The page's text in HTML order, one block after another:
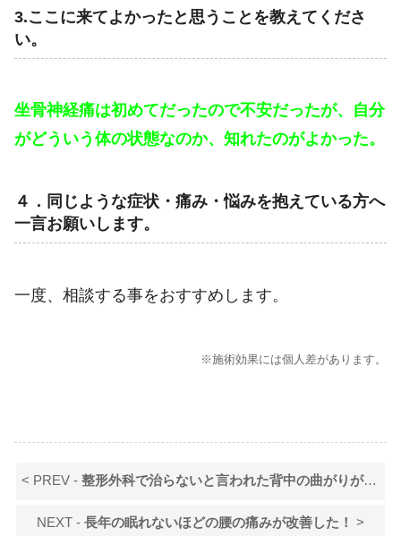
3.ここに来てよかったと思うことを教えてくださ
い。
坐骨神経痛は初めてだったので不安だったが、自分
がどういう体の状態なのか、知れたのがよかった。
４．同じような症状・痛み・悩みを抱えている方へ
一言お願いします。
一度、相談する事をおすすめします。
※施術効果には個人差があります。
< PREV -整形外科で治らないと言われた背中の曲がりが改善した！
NEXT - 長年の眠れないほどの腰の痛みが改善した！ >